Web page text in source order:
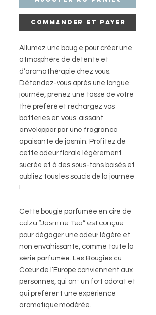
Commander et payer
Allumez une bougie pour créer une
atmosphère de détente et
d’aromathérapie chez vous.
Détendez-vous après une longue
journée, prenez une tasse de votre
thé préféré et rechargez vos
batteries en vous laissant
envelopper par une fragrance
apaisante de jasmin. Profitez de
cette odeur florale légèrement
sucrée et à des sous-tons boisés et
oubliez tous les soucis de la journée
!
Cette bougie parfumée en cire de
colza “Jasmine Tea” est conçue
pour dégager une odeur légère et
non envahissante, comme toute la
série parfumée. Les Bougies du
Cœur de l’Europe conviennent aux
personnes, qui ont un fort odorat et
qui préfèrent une expérience
aromatique modérée.